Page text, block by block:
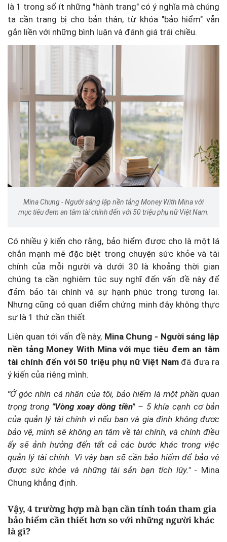
là 1 trong số ít những "hành trang" có ý nghĩa mà chúng
ta cần trang bị cho bản thân, từ khóa "bảo hiểm" vẫn
gắn liền với những bình luận và đánh giá trái chiều.
Mina Chung - Người sáng lập nền tảng Money With Mina với
mục tiêu đem an tâm tài chính đến với 50 triệu phụ nữ Việt Nam.
Có nhiều ý kiến cho rằng, bảo hiểm được cho là một lá
chắn mạnh mẽ đặc biệt trong chuyện sức khỏe và tài
chính của mỗi người và dưới 30 là khoảng thời gian
chúng ta cần nghiêm túc suy nghĩ đến vấn đề này để
đảm bảo tài chính và sự hạnh phúc trong tương lai.
Nhưng cũng có quan điểm chứng minh đây không thực
sự là 1 thứ cần thiết.
Liên quan tới vấn đề này, Mina Chung - Người sáng lập
nền tảng Money With Mina với mục tiêu đem an tâm
tài chính đến với 50 triệu phụ nữ Việt Nam đã đưa ra
ý kiến của riêng mình.
"Ở góc nhìn cá nhân của tôi, bảo hiểm là một phần quan
trọng trong "Vòng xoay dòng tiền" – 5 khía cạnh cơ bản
của quản lý tài chính vì nếu bạn và gia đình không được
bảo vệ, mình sẽ không an tâm về tài chính, và chính điều
ấy sẽ ảnh hưởng đến tất cả các bước khác trong việc
quản lý tài chính. Vì vậy bạn sẽ cần bảo hiểm để bảo vệ
được sức khỏe và những tài sản bạn tích lũy." - Mina
Chung khẳng định.
Vậy, 4 trường hợp mà bạn cần tính toán tham gia
bảo hiểm cần thiết hơn so với những người khác
là gì?